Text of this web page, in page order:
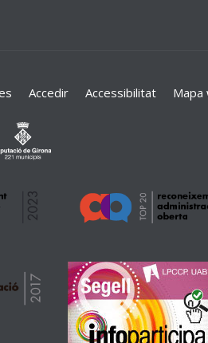
Accedir Accessibilitat Mapa